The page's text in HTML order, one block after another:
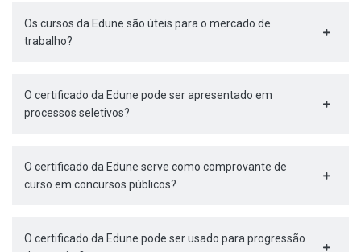
Os cursos da Edune são úteis para o mercado de
trabalho?
O certificado da Edune pode ser apresentado em
processos seletivos?
O certificado da Edune serve como comprovante de
curso em concursos públicos?
O certificado da Edune pode ser usado para progressão